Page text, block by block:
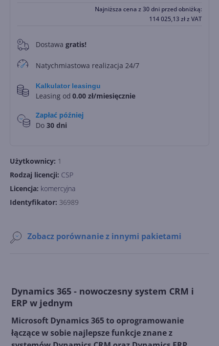
Najniższa cena z 30 dni przed obniżką:
114 025,13 złz VAT
0 Dostawa gratis!
Natychmiastowa realizacja 24/7
Kalkulator leasingu
Leasing od 0.00 zł/miesięcznie
Zapłać później
Do 30 dni
Użytkownicy: 1
Rodzaj licencji: CSP
Licencja: komercyjna
Identyfikator: 36989
Zobacz porównanie z innymi pakietami
Dynamics 365 - nowoczesny system CRM i
ERP w jednym
Microsoft Dynamics 365 to oprogramowanie
łączące w sobie najlepsze funkcje znane z